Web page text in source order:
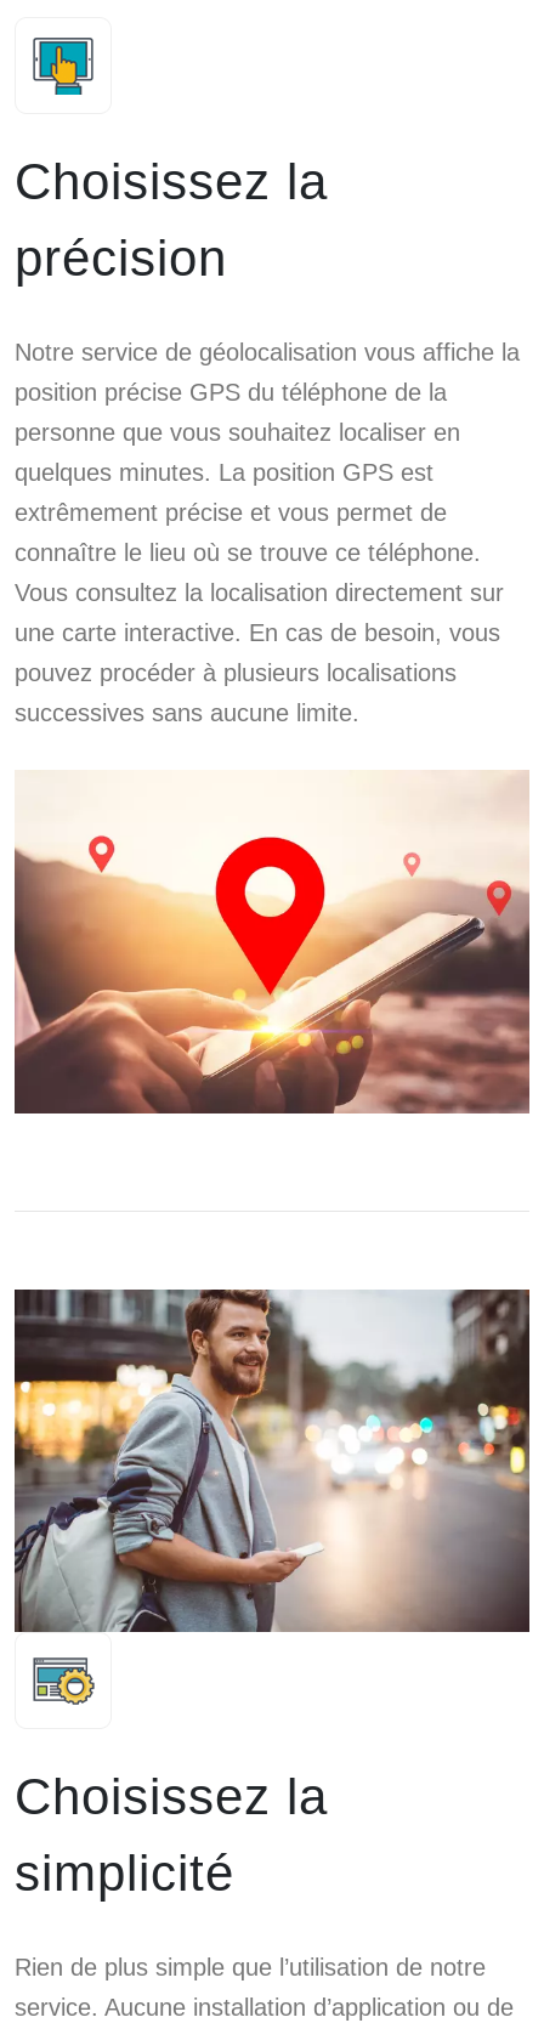
Choisissez la
précision
Notre service de géolocalisation vous affiche la
position précise GPS du téléphone de la
personne que vous souhaitez localiser en
quelques minutes. La position GPS est
extrêmement précise et vous permet de
connaître le lieu où se trouve ce téléphone.
Vous consultez la localisation directement sur
une carte interactive. En cas de besoin, vous
pouvez procéder à plusieurs localisations
successives sans aucune limite.
Choisissez la
simplicité
Rien de plus simple que l’utilisation de notre
service. Aucune installation d’application ou de